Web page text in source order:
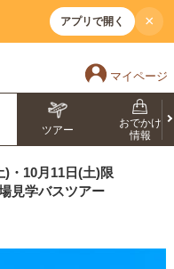
アプリで開く ×
マイページ
ツアー
おでかけ
情報
・10月11日(土)限
見学バスツアー